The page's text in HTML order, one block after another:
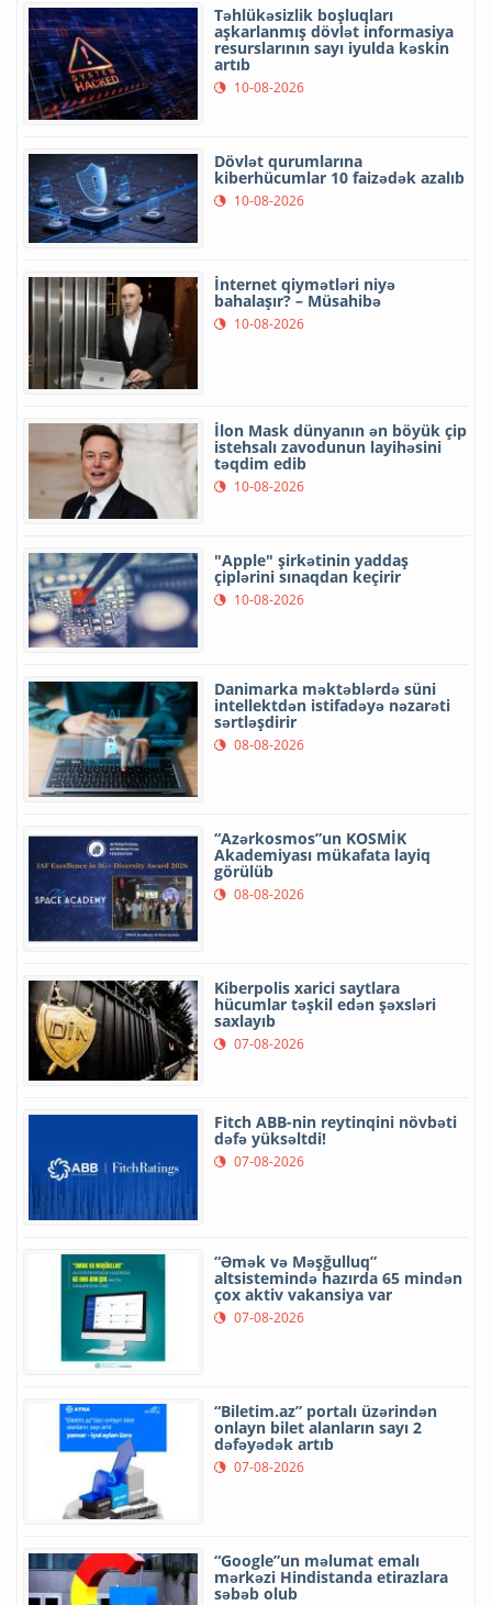
Təhlükəsizlik boşluqları
aşkarlanmış dövlət informasiya
resurslarının sayı iyulda kəskin
artıb
10-08-2026
Dövlət qurumlarına
kiberhücumlar 10 faizədək azalıb
10-08-2026
İnternet qiymətləri niyə
bahalaşır? – Müsahibə
10-08-2026
İlon Mask dünyanın ən böyük çip
istehsalı zavodunun layihəsini
təqdim edib
10-08-2026
"Apple" şirkətinin yaddaş
çiplərini sınaqdan keçirir
10-08-2026
Danimarka məktəblərdə süni
intellektdən istifadəyə nəzarəti
sərtləşdirir
08-08-2026
“Azərkosmos”un KOSMİK
Akademiyası mükafata layiq
görülüb
08-08-2026
Kiberpolis xarici saytlara
hücumlar təşkil edən şəxsləri
saxlayıb
07-08-2026
Fitch ABB-nin reytinqini növbəti
dəfə yüksəltdi!
07-08-2026
“Əmək və Məşğulluq”
altsistemində hazırda 65 mindən
çox aktiv vakansiya var
07-08-2026
“Biletim.az” portalı üzərindən
onlayn bilet alanların sayı 2
dəfəyədək artıb
07-08-2026
“Google”un məlumat emalı
mərkəzi Hindistanda etirazlara
səbəb olub